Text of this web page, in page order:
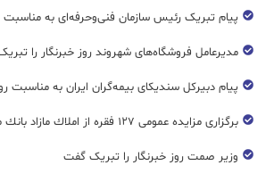
پیام تبریک رئیس سازمان فنی‌و‌حرفه‌ای به مناسبت
مدیرعامل فروشگاه‌های شهروند روز خبرنگار را
پیام دبیرکل سندیکای بیمه‌گران ایران به مناسبت
برگزاری مزایده عمومی ۱۲۷ فقره از املاك مازاد بانك ملت
وزیر صمت روز خبرنگار را تبریک گفت